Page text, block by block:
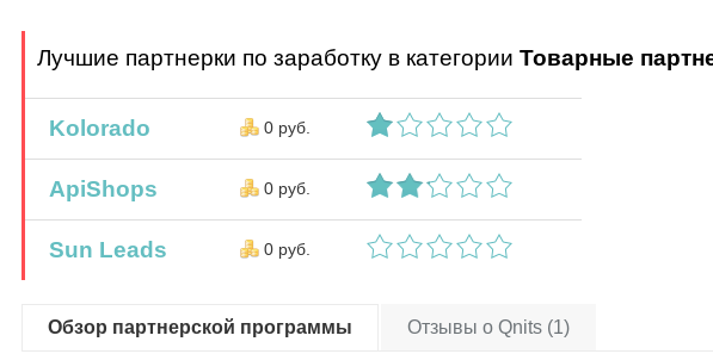
Лучшие партнерки по заработку в категории Товарные
Kolorado 0 руб.
ApiShops 0 руб.
Sun Leads 0 руб.
Обзор партнерской программы Отзывы о Qnits (1)